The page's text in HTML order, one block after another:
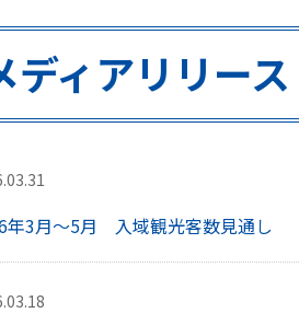
ディアリリース
年3月～5月 入域観光客数見通し